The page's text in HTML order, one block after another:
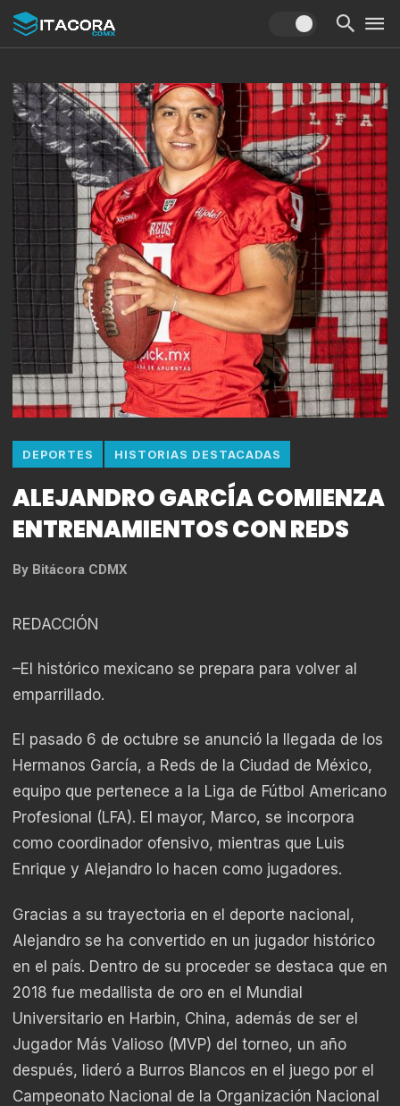
DEPORTES HISTORIAS DESTACADAS
ALEJANDRO GARCÍA COMIENZA
ENTRENAMIENTOS CON REDS
By Bitácora CDMX
REDACCIÓN
–El histórico mexicano se prepara para volver al
emparrillado.
El pasado 6 de octubre se anunció la llegada de los
Hermanos García, a Reds de la Ciudad de México,
equipo que pertenece a la Liga de Fútbol Americano
Profesional (LFA). El mayor, Marco, se incorpora
como coordinador ofensivo, mientras que Luis
Enrique y Alejandro lo hacen como jugadores.
Gracias a su trayectoria en el deporte nacional,
Alejandro se ha convertido en un jugador histórico
en el país. Dentro de su proceder se destaca que en
2018 fue medallista de oro en el Mundial
Universitario en Harbin, China, además de ser el
Jugador Más Valioso (MVP) del torneo, un año
después, lideró a Burros Blancos en el juego por el
Campeonato Nacional de la Organización Nacional